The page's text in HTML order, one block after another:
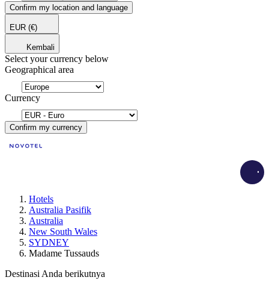
Confirm my location and language
EUR (€)
Kembali
Select your currency below
Geographical area
Currency
Confirm my currency
Hotels
Australia Pasifik
Australia
New South Wales
SYDNEY
Madame Tussauds
Destinasi Anda berikutnya